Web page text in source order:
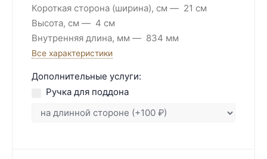
Короткая сторона (ширина), см
21 см
Высота, см
4 см
Внутренняя длина, мм
834 мм
Все характеристики
Дополнительные услуги:
Ручка для поддона